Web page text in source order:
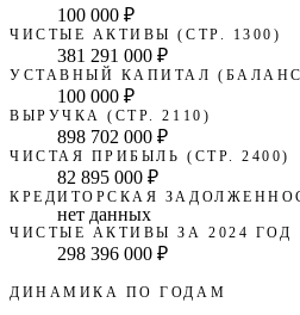
100 000 ₽
ЧИСТЫЕ АКТИВЫ (СТР. 1300)
381 291 000 ₽
УСТАВНЫЙ КАПИТАЛ
100 000 ₽
ВЫРУЧКА (СТР. 2110)
898 702 000 ₽
ЧИСТАЯ ПРИБЫЛЬ (СТР. 2400)
82 895 000 ₽
КРЕДИТОРСКАЯ
нет данных
ЧИСТЫЕ АКТИВЫ ЗА 2024 ГОД
298 396 000 ₽
ДИНАМИКА ПО ГОДАМ